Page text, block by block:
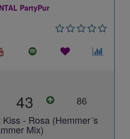
PartyPur
43
86
- Rosa (Hemmer´s
Mix)